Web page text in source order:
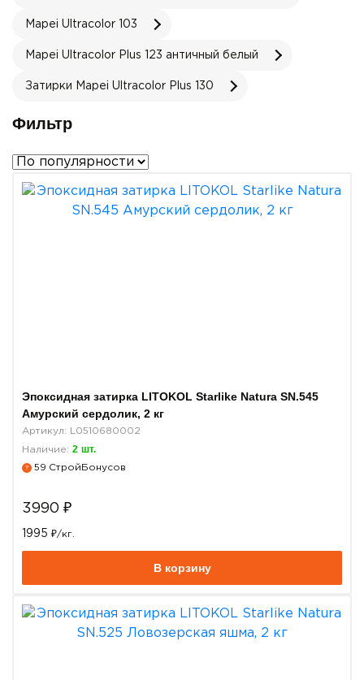
Mapei Ultracolor 103
Mapei Ultracolor Plus 123 античный белый
Затирки Mapei Ultracolor Plus 130
Фильтр
Эпоксидная затирка LITOKOL Starlike Natura SN.545
Амурский сердолик, 2 кг
Артикул: L0510680002
Наличие: 2 шт.
? 59 СтройБонусов
3990 ₽
1995 ₽/кг.
В корзину